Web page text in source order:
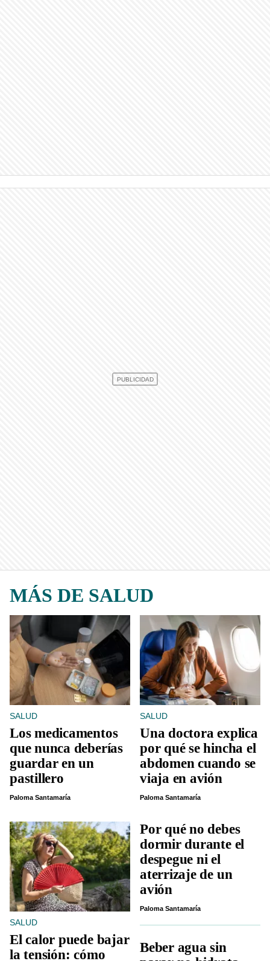
MÁS DE SALUD
SALUD
Los medicamentos
que nunca deberías
guardar en un
pastillero
Paloma Santamaría
SALUD
Una doctora explica
por qué se hincha el
abdomen cuando se
viaja en avión
Paloma Santamaría
SALUD
El calor puede bajar
la tensión: cómo
Por qué no debes
dormir durante el
despegue ni el
aterrizaje de un
avión
Paloma Santamaría
Beber agua sin